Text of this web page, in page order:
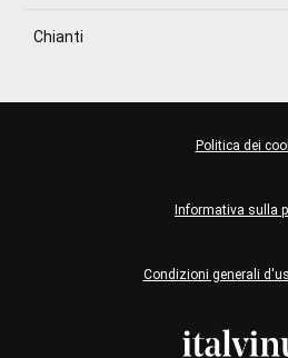
Chianti
Condizioni generali
Informativa sulla
Politica dei